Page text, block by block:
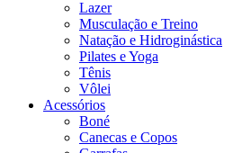
Lazer
Musculação e Treino
Natação e Hidroginástica
Pilates e Yoga
Tênis
Vôlei
Acessórios
Boné
Canecas e Copos